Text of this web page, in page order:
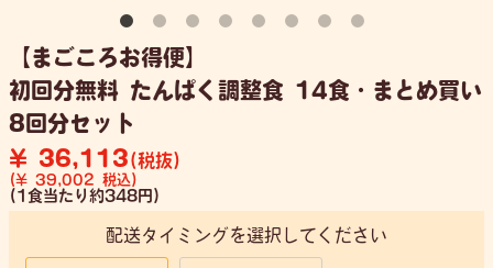
【まごころお得便】
初回分無料 たんぱく調整食 14食・まとめ買い
8回分セット
¥ 36,113(税抜)
(¥ 39,002 税込)
(1食当たり約348円)
配送タイミングを選択してください